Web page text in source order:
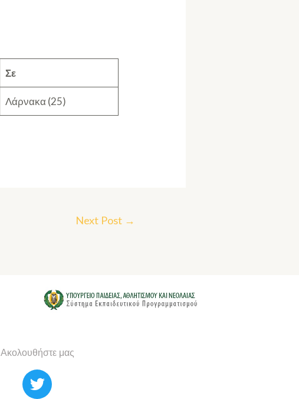
Σε
Λάρνακα (25)
Next Post →
Ακολουθήστε μας